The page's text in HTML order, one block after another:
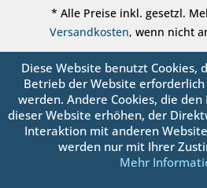
* Alle Preise inkl. gesetzl.
Versandkosten, wenn nicht
© sanbo OHG - Alle
Diese Website benutzt Cookies,
Betrieb der Website
werden. Andere Cookies, die
dieser Website erhöhen, der
Interaktion mit anderen
werden nur mit Ihrer
Mehr